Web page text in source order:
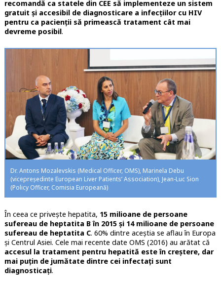
recomandă ca statele din CEE să implementeze un sistem
gratuit și accesibil de diagnosticare a infecțiilor cu HIV
pentru ca pacienții să primească tratament cât mai
devreme posibil.
Dr. Antons Mozalevskis (Medical Officer, OMS), Marinela Debu
(vicepreședinte European Liver Patients’ Association), Jean-Luc Sion
(Policy Officer, Comisia Europeană)
În ceea ce privește hepatita, 15 milioane de persoane
sufereau de heptatita B în 2015 și 14 milioane de persoane
sufereau de heptatita C. 60% dintre aceștia se aflau în Europa
și Centrul Asiei. Cele mai recente date OMS (2016) au arătat că
accesul la tratament pentru hepatită este în creștere, dar
mai puțin de jumătate dintre cei infectați sunt
diagnosticați.